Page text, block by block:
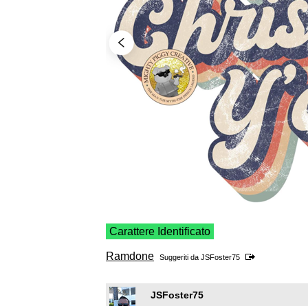
Carattere Identificato
Ramdone Suggeriti da JSFoster75
JSFoster75